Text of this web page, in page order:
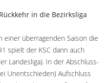
in die Bezirksliga
einer überragenden Saison die
spielt der KSC dann auch
Landesliga). In der Abschluss-
Unentschieden) Aufschluss